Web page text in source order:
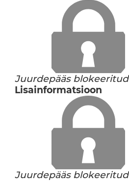
Juurdepääs blokeeritud
Lisainformatsioon
Juurdepääs blokeeritud